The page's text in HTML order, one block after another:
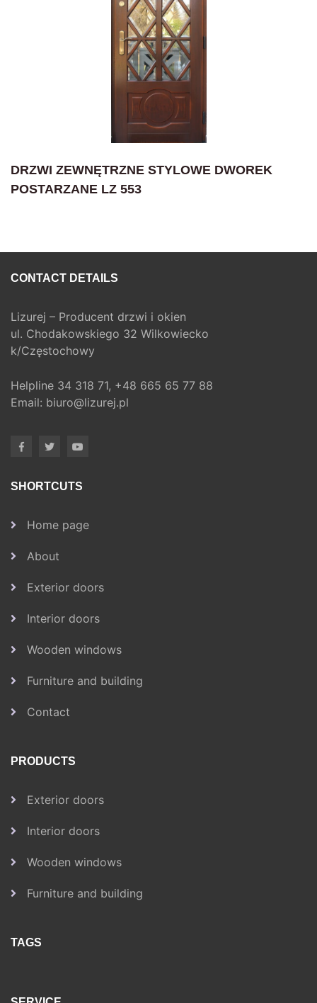
DRZWI ZEWNĘTRZNE STYLOWE DWOREK
POSTARZANE LZ 553
CONTACT DETAILS
Lizurej – Producent drzwi i okien
ul. Chodakowskiego 32 Wilkowiecko
k/Częstochowy
Helpline 34 318 71, +48 665 65 77 88
Email: biuro@lizurej.pl
SHORTCUTS
Home page
About
Exterior doors
Interior doors
Wooden windows
Furniture and building
Contact
PRODUCTS
Exterior doors
Interior doors
Wooden windows
Furniture and building
TAGS